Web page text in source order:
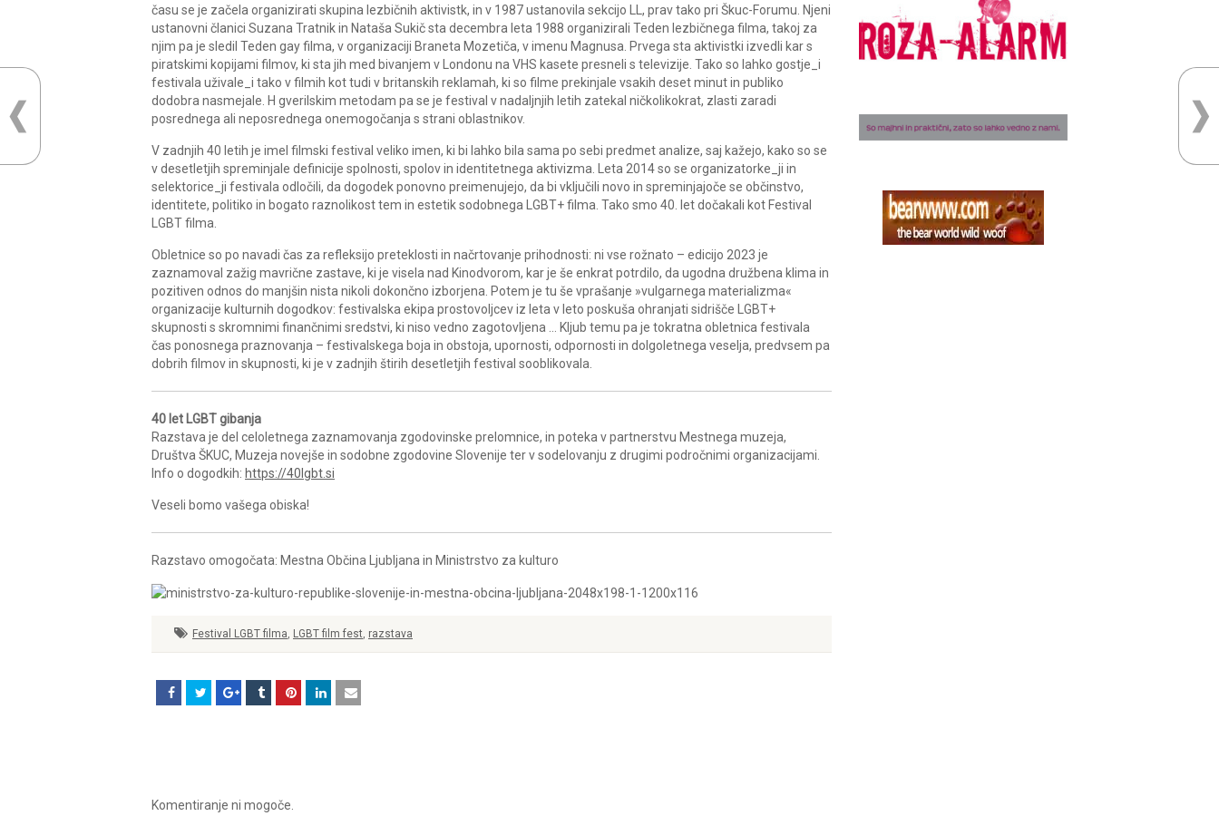
času se je začela organizirati skupina lezbičnih aktivistk, in v 1987 ustanovila sekcijo LL, prav tako pri Škuc-Forumu. Njeni
ustanovni članici Suzana Tratnik in Nataša Sukič sta decembra leta 1988 organizirali Teden lezbičnega filma, takoj za
njim pa je sledil Teden gay filma, v organizaciji Braneta Mozetiča, v imenu Magnusa. Prvega sta aktivistki izvedli kar s
piratskimi kopijami filmov, ki sta jih med bivanjem v Londonu na VHS kasete presneli s televizije. Tako so lahko gostje_i
festivala uživale_i tako v filmih kot tudi v britanskih reklamah, ki so filme prekinjale vsakih deset minut in publiko
dodobra nasmejale. H gverilskim metodam pa se je festival v nadaljnjih letih zatekal ničkolikokrat, zlasti zaradi
posrednega ali neposrednega onemogočanja s strani oblastnikov.
V zadnjih 40 letih je imel filmski festival veliko imen, ki bi lahko bila sama po sebi predmet analize, saj kažejo, kako so se
v desetletjih spreminjale definicije spolnosti, spolov in identitetnega aktivizma. Leta 2014 so se organizatorke_ji in
selektorice_ji festivala odločili, da dogodek ponovno preimenujejo, da bi vključili novo in spreminjajoče se občinstvo,
identitete, politiko in bogato raznolikost tem in estetik sodobnega LGBT+ filma. Tako smo 40. let dočakali kot Festival
LGBT filma.
Obletnice so po navadi čas za refleksijo preteklosti in načrtovanje prihodnosti: ni vse rožnato – edicijo 2023 je
zaznamoval zažig mavrične zastave, ki je visela nad Kinodvorom, kar je še enkrat potrdilo, da ugodna družbena klima in
pozitiven odnos do manjšin nista nikoli dokončno izborjena. Potem je tu še vprašanje »vulgarnega materializma«
organizacije kulturnih dogodkov: festivalska ekipa prostovoljcev iz leta v leto poskuša ohranjati sidrišče LGBT+
skupnosti s skromnimi finančnimi sredstvi, ki niso vedno zagotovljena … Kljub temu pa je tokratna obletnica festivala
čas ponosnega praznovanja – festivalskega boja in obstoja, upornosti, odpornosti in dolgoletnega veselja, predvsem pa
dobrih filmov in skupnosti, ki je v zadnjih štirih desetletjih festival sooblikovala.
40 let LGBT gibanja
Razstava je del celoletnega zaznamovanja zgodovinske prelomnice, in poteka v partnerstvu Mestnega muzeja,
Društva ŠKUC, Muzeja novejše in sodobne zgodovine Slovenije ter v sodelovanju z drugimi področnimi organizacijami.
Info o dogodkih: https://40lgbt.si
Veseli bomo vašega obiska!
Razstavo omogočata: Mestna Občina Ljubljana in Ministrstvo za kulturo
Festival LGBT filma, LGBT film fest, razstava
Komentiranje ni mogoče.